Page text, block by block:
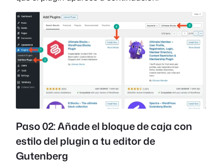
Paso 02: Añade el bloque de caja con
estilo del plugin a tu editor de
Gutenberg